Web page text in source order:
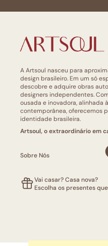
A Artsoul nasceu para
design brasileiro. Em um só
descobre e adquire obras
designers independentes.
ousada e inovadora, alinhada
contemporânea, oferecemos
identidade brasileira.
Artsoul, o extraordinário em
Sobre Nós
Vai casar? Casa nova?
Escolha os presentes